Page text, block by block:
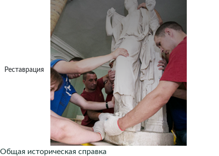
Реставрация
Общая историческая справка